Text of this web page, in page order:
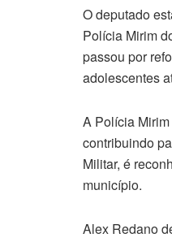
O deputado
Polícia Mirim
passou por
adolescentes
A Polícia
contribuindo
Militar, é
município.
Alex Redano